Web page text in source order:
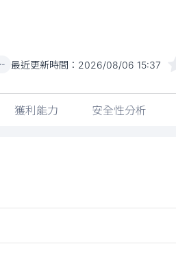
- 最近更新時間： 2026/08/06 15:37
獲利能力 安全性分析